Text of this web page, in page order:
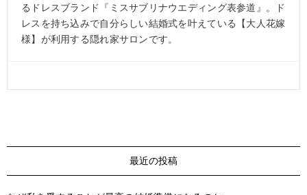
るドレスブランド『ミスサブリナウエディング表参道』。ド
レスを持ち込みで自分らしい結婚式を叶えている【大人花嫁
様】が利用する隠れ家サロンです。
最近の投稿